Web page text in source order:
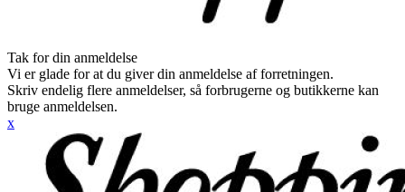
Tak for din anmeldelse
Vi er glade for at du giver din anmeldelse af forretningen.
Skriv endelig flere anmeldelser, så forbrugerne og butikkerne kan
bruge anmeldelsen.
x